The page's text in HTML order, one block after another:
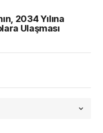
2034 Yılına
Ulaşması